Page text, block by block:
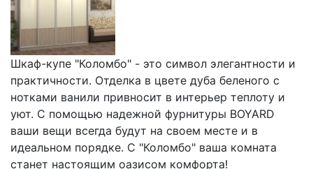
Шкаф-купе "Коломбо" - это символ элегантности и
практичности. Отделка в цвете дуба беленого с
нотками ванили привносит в интерьер теплоту и
уют. С помощью надежной фурнитуры BOYARD
ваши вещи всегда будут на своем месте и в
идеальном порядке. С "Коломбо" ваша комната
станет настоящим оазисом комфорта!